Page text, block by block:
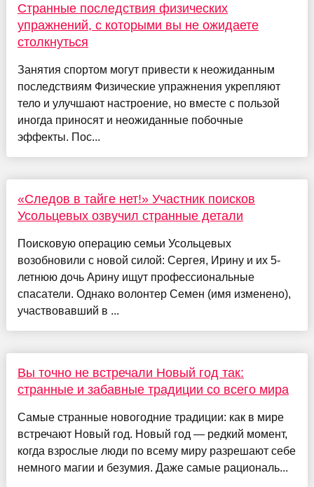
Странные последствия физических
упражнений, с которыми вы не ожидаете
столкнуться
Занятия спортом могут привести к неожиданным
последствиям Физические упражнения укрепляют
тело и улучшают настроение, но вместе с пользой
иногда приносят и неожиданные побочные
эффекты. Пос...
«Следов в тайге нет!» Участник поисков
Усольцевых озвучил странные детали
Поисковую операцию семьи Усольцевых
возобновили с новой силой: Сергея, Ирину и их 5-
летнюю дочь Арину ищут профессиональные
спасатели. Однако волонтер Семен (имя изменено),
участвовавший в ...
Вы точно не встречали Новый год так:
странные и забавные традиции со всего мира
Самые странные новогодние традиции: как в мире
встречают Новый год. Новый год — редкий момент,
когда взрослые люди по всему миру разрешают себе
немного магии и безумия. Даже самые рациональ...